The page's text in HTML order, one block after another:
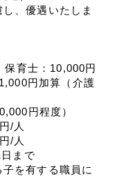
、優遇いたしま
育士：10,000円
円加算（介護
円程度）
/人
人
まで
子を有する職員に